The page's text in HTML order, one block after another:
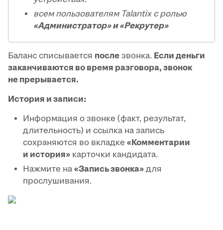
всем пользователям Talantix с ролью
«Администратор» и «Рекрутер»
Баланс списывается после звонка. Если деньги
заканчиваются во время разговора, звонок
не прерывается.
История и записи:
Информация о звонке (факт, результат,
длительность) и ссылка на запись
сохраняются во вкладке «Комментарии
и история» карточки кандидата.
Нажмите на «Запись звонка» для
прослушивания.